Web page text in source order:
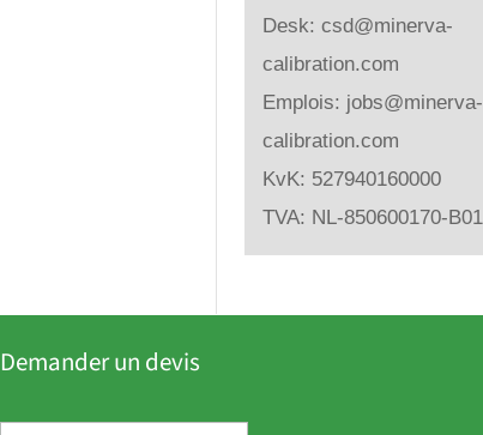
Desk: csd@minerva-
calibration.com
Emplois: jobs@minerva-
calibration.com
KvK: 527940160000
TVA: NL-850600170-B01
Demander un devis